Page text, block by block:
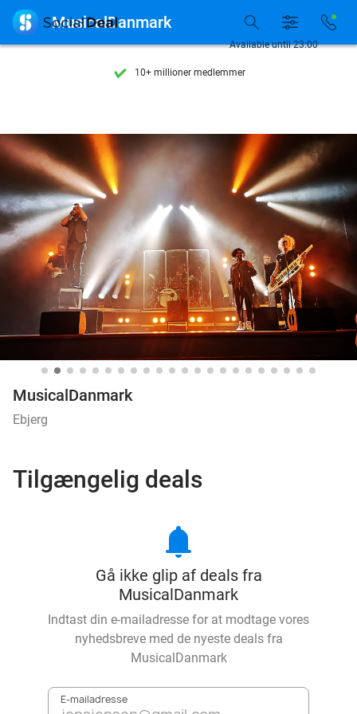
Tilgængelig 7 dage om ugen
10+ millioner medlemmer
Tilgængelig 7 dage om ugen
10+ millioner medlemmer
Available until 23:00
 MusicalDanmark
MusicalDanmark
Ebjerg
Tilgængelig deals
notifications
Gå ikke glip af deals fra
MusicalDanmark
Indtast din e-mailadresse for at modtage vores
nyhedsbreve med de nyeste deals fra
MusicalDanmark
E-mailadresse